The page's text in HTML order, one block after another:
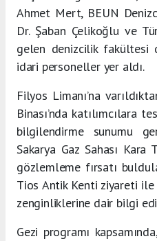
Ahmet Mert, BEUN
Dr. Şaban Çelikoğlu ve
gelen denizcilik fakültesi
idari personeller yer aldı.
Filyos Limanı’na
Binası’nda katılımcılara
bilgilendirme sunumu
Sakarya Gaz Sahası Kara
gözlemleme fırsatı
Tios Antik Kenti ziyareti
zenginliklerine dair bilgi
Gezi programı